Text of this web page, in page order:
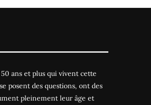
ans et plus qui vivent cette
posent des questions, ont des
pleinement leur âge et